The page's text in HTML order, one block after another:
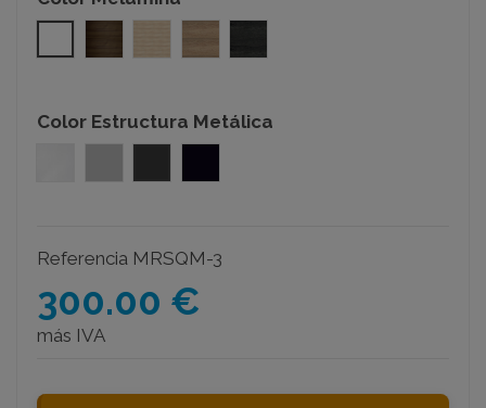
Color Estructura Metálica
Referencia MRSQM-3
300.00 €
más IVA